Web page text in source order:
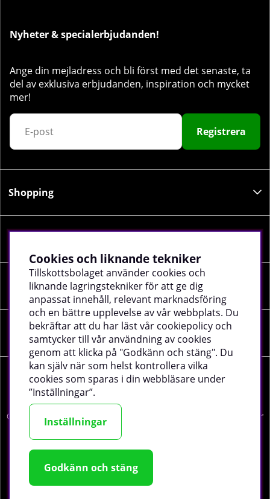
Nyheter & specialerbjudanden!
Ange din mejladress och bli först med det senaste, ta
del av exklusiva erbjudanden, inspiration och mycket
mer!
Registrera
Shopping
Sociala medier
Företagsuppgifter
© 2026 tillskottsbolaget.se. Vi använder cookies -
läs mer
Cookies och liknande tekniker
Tillskottsbolaget använder cookies och
liknande lagringstekniker för att ge dig
anpassat innehåll, relevant marknadsföring
och en bättre upplevelse av vår webbplats. Du
bekräftar att du har läst vår cookiepolicy och
samtycker till vår användning av cookies
genom att klicka på "Godkänn och stäng". Du
kan själv när som helst kontrollera vilka
cookies som sparas i din webbläsare under
”Inställningar”.
Inställningar
Godkänn och stäng